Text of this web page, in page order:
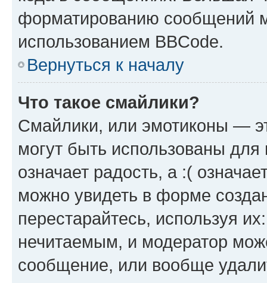
форматированию сообщений
использованием BBCode.
Вернуться к началу
Что такое смайлики?
Смайлики, или эмотиконы —
могут быть использованы
означает радость, а :(
можно увидеть в форме
перестарайтесь, используя
нечитаемым, и модератор
сообщение, или вообще